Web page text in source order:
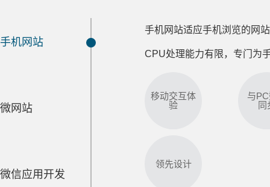
手机网站
微网站
微信应用开发
手机网站适应手机浏览的网
CPU处理能力有限，专门为
移动交互体
验
与
同
领先设计